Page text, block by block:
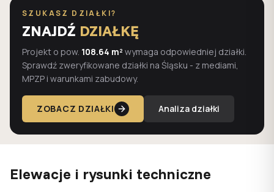
SZUKASZ DZIAŁKI?
ZNAJDŹ DZIAŁKĘ
Projekt o pow. 108.64 m² wymaga odpowiedniej działki.
Sprawdź zweryfikowane działki na Śląsku - z mediami,
MPZP i warunkami zabudowy.
ZOBACZ DZIAŁKI Analiza działki
Elewacje i rysunki techniczne